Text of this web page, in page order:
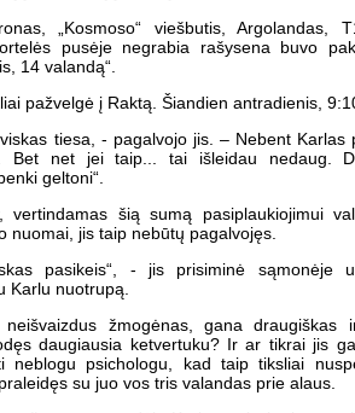
„Kosmoso“ viešbutis, Argolandas,
pusėje negrabia rašysena buvo
14 valandą“.
pažvelgė į Raktą. Šiandien antradienis,
viskas tiesa, - pagalvojo jis. – Nebent Karlas
Bet net jei taip... tai išleidau nedaug.
geltoni“.
vertindamas šią sumą pasiplaukiojimui
nuomai, jis taip nebūtų pagalvojęs.
pasikeis“, - jis prisiminė sąmonėje
Karlu nuotrupą.
žmogėnas, gana draugiškas
daugiausia ketvertuku? Ir ar tikrai jis
neblogu psichologu, kad taip tiksliai
su juo vos tris valandas prie alaus.